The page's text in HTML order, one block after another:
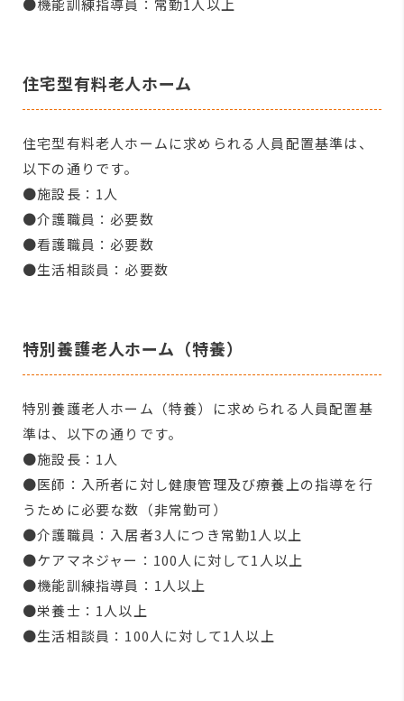
●機能訓練指導員：常勤1人以上
住宅型有料老人ホーム
住宅型有料老人ホームに求められる人員配置基準は、
以下の通りです。
●施設長：1人
●介護職員：必要数
●看護職員：必要数
●生活相談員：必要数
特別養護老人ホーム（特養）
特別養護老人ホーム（特養）に求められる人員配置基
準は、以下の通りです。
●施設長：1人
●医師：入所者に対し健康管理及び療養上の指導を行
うために必要な数（非常勤可）
●介護職員：入居者3人につき常勤1人以上
●ケアマネジャー：100人に対して1人以上
●機能訓練指導員：1人以上
●栄養士：1人以上
●生活相談員：100人に対して1人以上